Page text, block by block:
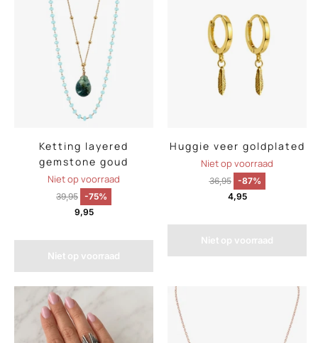
Ketting layered
gemstone goud
Niet op voorraad
39,95 -75%
9,95
Niet op voorraad
Huggie veer goldplated
Niet op voorraad
36,95
-87%
4,95
Niet op voorraad